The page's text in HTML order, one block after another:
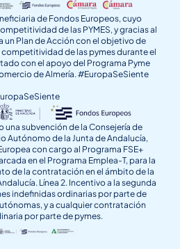
de Fondos Europeos, cuyo
de las PYMES, y gracias al
un Plan de Acción con el objetivo de
de las pymes durante el
con el apoyo del Programa Pyme
de Almería. #EuropaSeSiente
una subvención de la Consejería de
Autónomo de la Junta de Andalucía,
con cargo al Programa FSE+
en el Programa Emplea-T, para la
de la contratación en el ámbito de la
Línea 2. Incentivo a la segunda
indefinidas ordinarias por parte de
y a cualquier contratación
por parte de pymes.